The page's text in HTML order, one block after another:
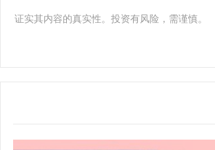
证实其内容的真实性。投资有风险，需谨慎。